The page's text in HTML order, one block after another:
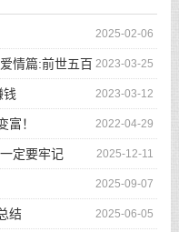
2025-02-06
2023-03-25
情篇:前世五百
2023-03-12
钱
2022-04-29
富！
2025-12-11
定要牢记
2025-09-07
2025-06-05
结